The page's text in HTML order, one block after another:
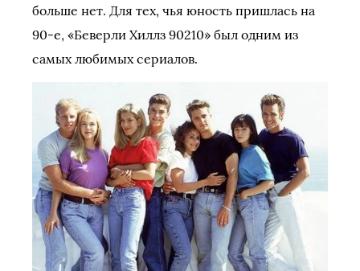
больше нет. Для тех, чья юность пришлась на
90-е, «Беверли Хиллз 90210» был одним из
самых любимых сериалов.